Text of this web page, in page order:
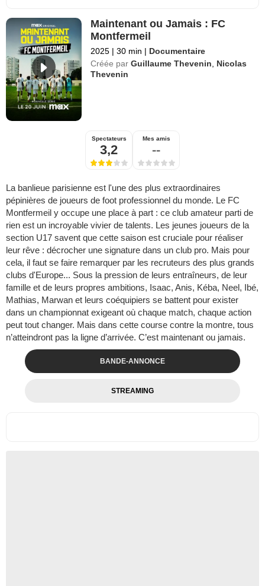
Maintenant ou Jamais : FC
Montfermeil
2025 | 30 min | Documentaire
Créée par Guillaume Thevenin
Nicolas
Thevenin
Spectateurs
3,2
Mes amis
--
La banlieue parisienne est l'une des plus extraordinaires
pépinières de joueurs de foot professionnel du monde. Le FC
Montfermeil y occupe une place à part : ce club amateur parti de
rien est un incroyable vivier de talents. Les jeunes joueurs de la
section U17 savent que cette saison est cruciale pour réaliser
leur rêve : décrocher une signature dans un club pro. Mais pour
cela, il faut se faire remarquer par les recruteurs des plus grands
clubs d'Europe... Sous la pression de leurs entraîneurs, de leur
famille et de leurs propres ambitions, Isaac, Anis, Kéba, Neel, Ibé,
Mathias, Marwan et leurs coéquipiers se battent pour exister
dans un championnat exigeant où chaque match, chaque action
peut tout changer. Mais dans cette course contre la montre, tous
n’atteindront pas la ligne d’arrivée. C’est maintenant ou jamais.
BANDE-ANNONCE
STREAMING